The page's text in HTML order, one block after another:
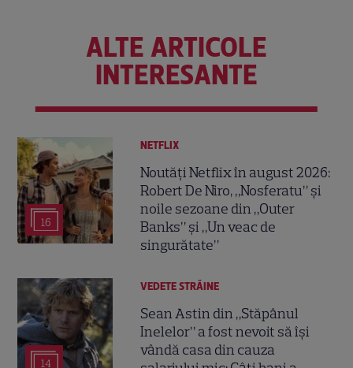
ALTE ARTICOLE
INTERESANTE
16
NETFLIX
Noutăți Netflix în august 2026:
Robert De Niro, „Nosferatu” și
noile sezoane din „Outer
Banks” și „Un veac de
singurătate”
14
VEDETE STRĂINE
Sean Astin din „Stăpânul
Inelelor” a fost nevoit să își
vândă casa din cauza